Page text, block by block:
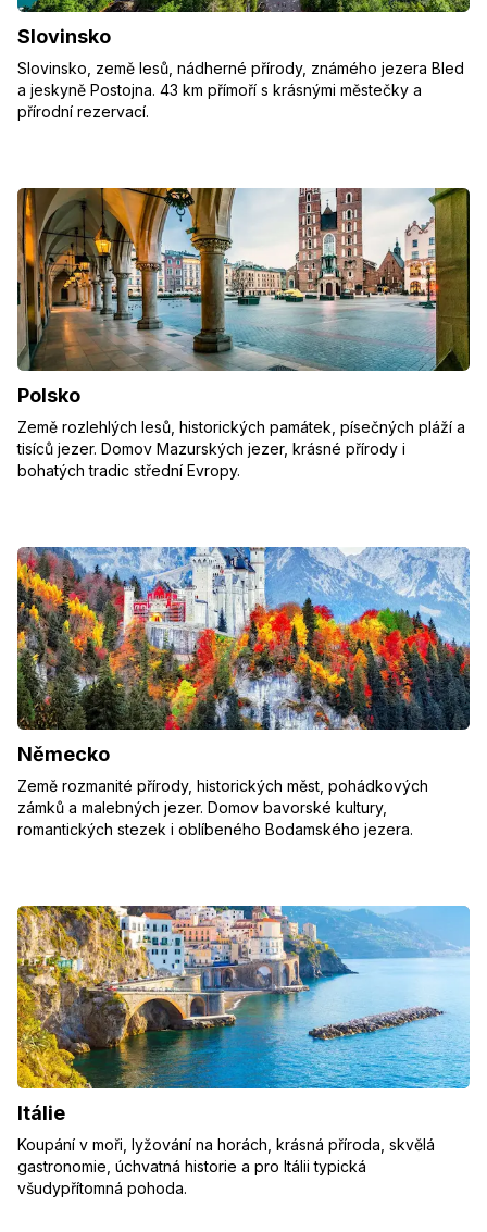
Slovinsko
Slovinsko, země lesů, nádherné přírody, známého jezera Bled
a jeskyně Postojna. 43 km přímoří s krásnými městečky a
přírodní rezervací.
Polsko
Země rozlehlých lesů, historických památek, písečných pláží a
tisíců jezer. Domov Mazurských jezer, krásné přírody i
bohatých tradic střední Evropy.
Německo
Země rozmanité přírody, historických měst, pohádkových
zámků a malebných jezer. Domov bavorské kultury,
romantických stezek i oblíbeného Bodamského jezera.
Itálie
Koupání v moři, lyžování na horách, krásná příroda, skvělá
gastronomie, úchvatná historie a pro Itálii typická
všudypřítomná pohoda.